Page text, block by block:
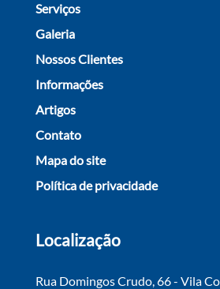
Serviços
Galeria
Nossos Clientes
Informações
Artigos
Contato
Mapa do site
Política de privacidade
Localização
Rua Domingos Crudo, 66 - Vila